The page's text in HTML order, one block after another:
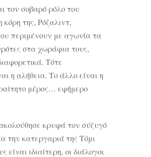
τον σοβαρό ρόλο του
της, Ρόζαλιντ,
περιμένουν με αγωνία τα
στα χωράφια τους,
Τότε
η αλήθεια. Το άλλο είναι η
μέρος… εφήμερο
κρυφά τον σύζυγό
την κατεργαριά της Τόμι
ιδιαίτερη, οι διάλογοι